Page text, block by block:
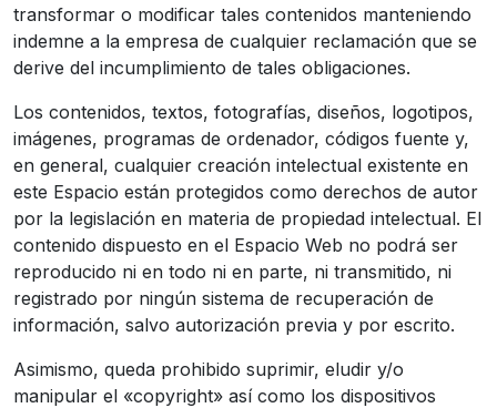
transformar o modificar tales contenidos manteniendo
indemne a la empresa de cualquier reclamación que se
derive del incumplimiento de tales obligaciones.
Los contenidos, textos, fotografías, diseños, logotipos,
imágenes, programas de ordenador, códigos fuente y,
en general, cualquier creación intelectual existente en
este Espacio están protegidos como derechos de autor
por la legislación en materia de propiedad intelectual. El
contenido dispuesto en el Espacio Web no podrá ser
reproducido ni en todo ni en parte, ni transmitido, ni
registrado por ningún sistema de recuperación de
información, salvo autorización previa y por escrito.
Asimismo, queda prohibido suprimir, eludir y/o
manipular el «copyright» así como los dispositivos